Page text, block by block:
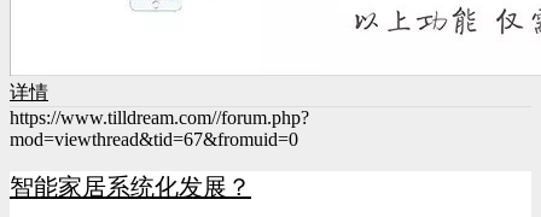
详情
https://www.tilldream.com//forum.php?
mod=viewthread&tid=67&fromuid=0
智能家居系统化发展？